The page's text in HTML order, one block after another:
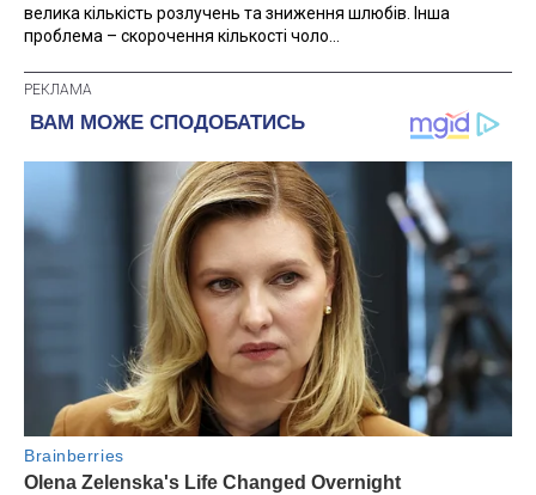
велика кількість розлучень та зниження шлюбів. Інша
проблема – скорочення кількості чоло...